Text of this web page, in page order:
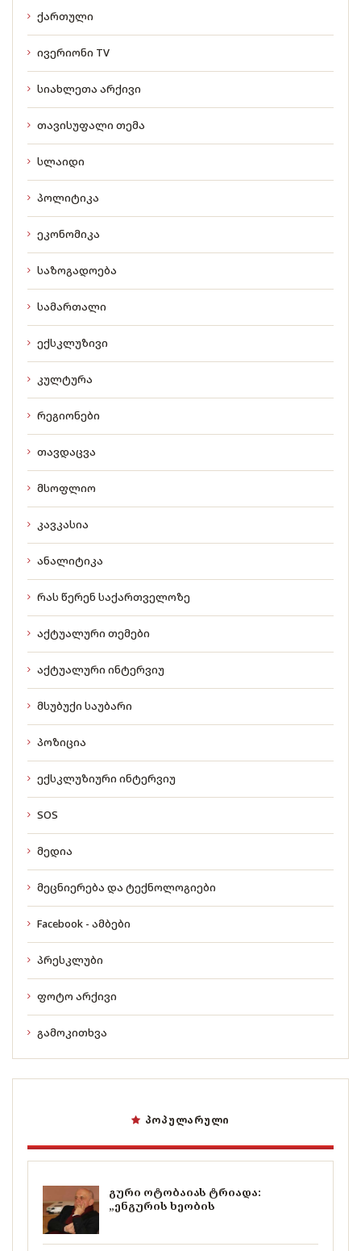
ქართული
ივერიონი TV
სიახლეთა არქივი
თავისუფალი თემა
სლაიდი
პოლიტიკა
ეკონომიკა
საზოგადოება
სამართალი
ექსკლუზივი
კულტურა
რეგიონები
თავდაცვა
მსოფლიო
კავკასია
ანალიტიკა
რას წერენ საქართველოზე
აქტუალური თემები
აქტუალური ინტერვიუ
მსუბუქი საუბარი
პოზიცია
ექსკლუზიური ინტერვიუ
SOS
მედია
მეცნიერება და ტექნოლოგიები
Facebook - ამბები
პრესკლუბი
ფოტო არქივი
გამოკითხვა
ᲞᲝᲞᲣᲚᲐᲠᲣᲚᲘ
გური ოტობაიას ტრიადა:
„ენგურის ხეობის